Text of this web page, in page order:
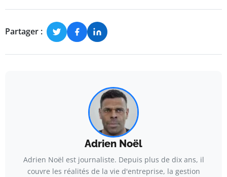
Partager :
Adrien Noël
Adrien Noël est journaliste. Depuis plus de dix ans, il
couvre les réalités de la vie d'entreprise, la gestion